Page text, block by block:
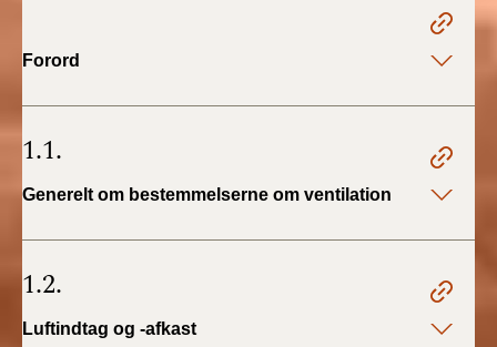
BR18 (1/1 - 30/6
2021)
2020)
Forord
1.1.
Generelt om bestemmelserne om ventilation
1.2.
Luftindtag og -afkast